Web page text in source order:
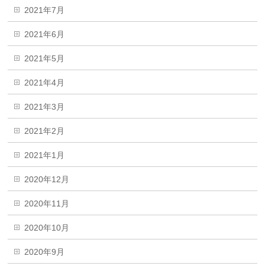
2021年7月
2021年6月
2021年5月
2021年4月
2021年3月
2021年2月
2021年1月
2020年12月
2020年11月
2020年10月
2020年9月